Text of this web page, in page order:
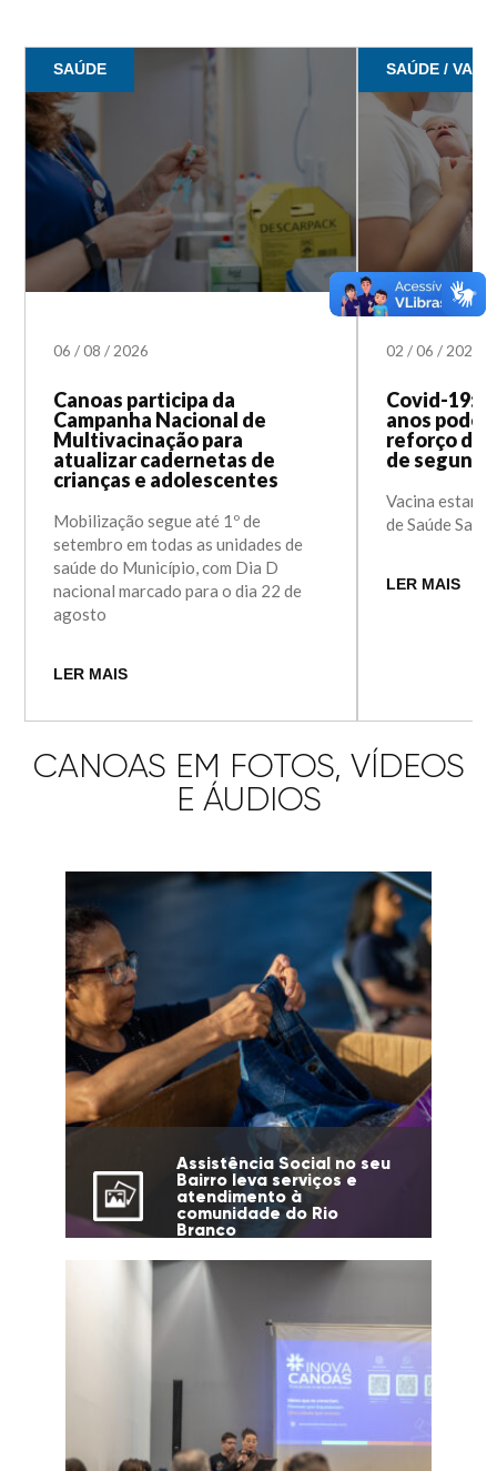
SAÚDE
06/08/ 2026
Canoas participa da
Campanha Nacional de
Multivacinação para
atualizar cadernetas de
crianças e adolescentes
Mobilização segue até 1º de
setembro em todas as unidades de
saúde do Município, com Dia D
nacional marcado para o dia 22 de
agosto
LER MAIS
SAÚDE /
02/06/ 2023
Covid-19:
anos
reforço da
de
Vacina estará
de Saúde
LER MAIS
CANOAS EM FOTOS, VÍDEOS
E ÁUDIOS
Assistência Social no seu
Bairro leva serviços e
atendimento à
comunidade do Rio
Branco